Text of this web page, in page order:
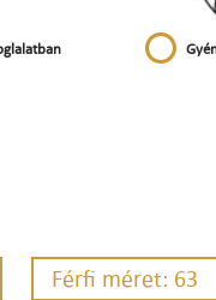
Férfi méret: 63